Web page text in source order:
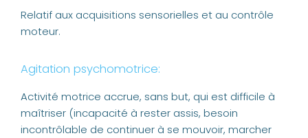
Relatif aux acquisitions sensorielles et au contrôle
moteur.
Agitation psychomotrice:
Activité motrice accrue, sans but, qui est difficile à
maîtriser (incapacité à rester assis, besoin
incontrôlable de continuer à se mouvoir, marcher